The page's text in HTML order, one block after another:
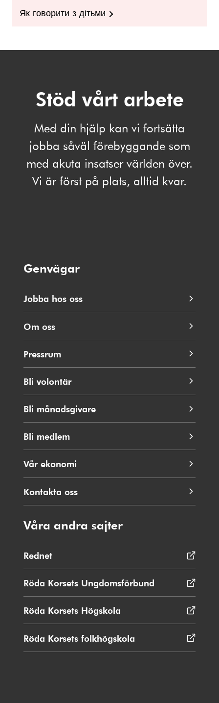
Як говорити з дітьми
Stöd vårt arbete
Med din hjälp kan vi fortsätta
jobba såväl förebyggande som
med akuta insatser världen över.
Vi är först på plats, alltid kvar.
Genvägar
Jobba hos oss
Om oss
Pressrum
Bli volontär
Bli månadsgivare
Bli medlem
Vår ekonomi
Kontakta oss
Våra andra sajter
Rednet
in
new
window
Röda Korsets Ungdomsförbund
in
window
Röda Korsets Högskola
in
new
window
Röda Korsets folkhögskola
in